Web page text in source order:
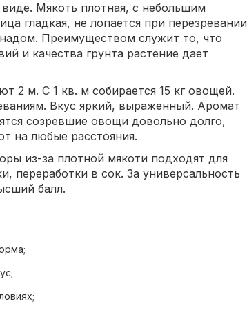
Мякоть плотная, с небольшим
гладкая, не лопается при перезревании
Преимуществом служит то, что
и качества грунта растение дает
2 м. С 1 кв. м собирается 15 кг овощей.
Вкус яркий, выраженный. Аромат
созревшие овощи довольно долго,
на любые расстояния.
из-за плотной мякоти подходят для
переработки в сок. За универсальность
балл.